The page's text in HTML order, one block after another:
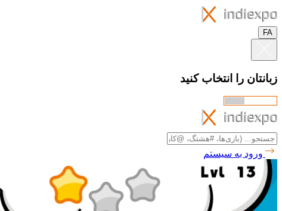
FA
زبانتان را انتخاب کنید
ورود به سیستم